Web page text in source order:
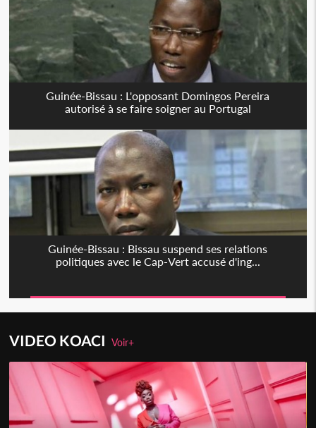
Guinée-Bissau : L'opposant Domingos Pereira
autorisé à se faire soigner au Portugal
Guinée-Bissau : Bissau suspend ses relations
politiques avec le Cap-Vert accusé d'ing...
VIDEO KOACIVoir+